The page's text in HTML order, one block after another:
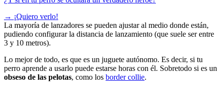
→ ¡Quiero verlo!
La mayoría de lanzadores se pueden ajustar al medio donde están,
pudiendo configurar la distancia de lanzamiento (que suele ser entre
3 y 10 metros).
Lo mejor de todo, es que es un juguete autónomo. Es decir, si tu
perro aprende a usarlo puede estarse horas con él. Sobretodo si es un
obseso de las pelotas, como los border collie.